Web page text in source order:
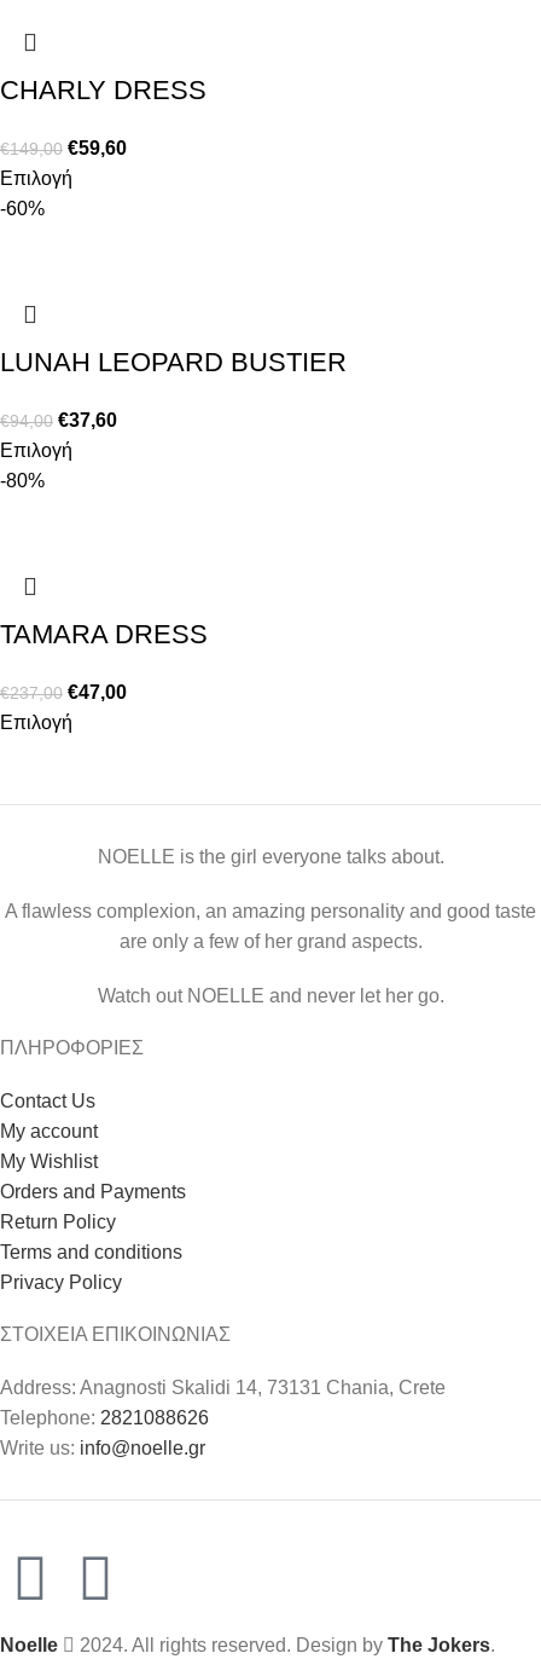
CHARLY DRESS
€149,00 €59,60
Επιλογή
-60%
LUNAH LEOPARD BUSTIER
€94,00 €37,60
Επιλογή
-80%
TAMARA DRESS
€237,00 €47,00
Επιλογή
NOELLE is the girl everyone talks about.
A flawless complexion, an amazing personality and good taste
are only a few of her grand aspects.
Watch out NOELLE and never let her go.
ΠΛΗΡΟΦΟΡΙΕΣ
Contact Us
My account
My Wishlist
Orders and Payments
Return Policy
Terms and conditions
Privacy Policy
ΣΤΟΙΧΕΙΑ ΕΠΙΚΟΙΝΩΝΙΑΣ
Address: Anagnosti Skalidi 14, 73131 Chania, Crete
Telephone: 2821088626
Write us: info@noelle.gr
Noelle 2024. All rights reserved. Design by The Jokers.